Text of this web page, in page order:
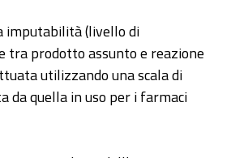
imputabilità (livello di
tra prodotto assunto e reazione
utilizzando una scala di
da quella in uso per i farmaci